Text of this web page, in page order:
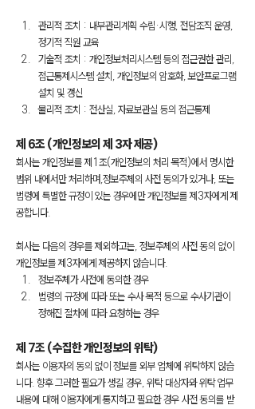
관리적 조치 : 내부관리계획 수립·시행, 전담조직 운영,
정기적 직원 교육
기술적 조치 : 개인정보처리시스템 등의 접근권한 관리,
접근통제시스템 설치, 개인정보의 암호화, 보안프로그램
설치 및 갱신
물리적 조치 : 전산실, 자료보관실 등의 접근통제
제 6조 (개인정보의 제 3자 제공)
회사는 개인정보를 제1조(개인정보의 처리 목적)에서 명시한
범위 내에서만 처리하며,정보주체의 사전 동의가 있거나, 또는
법령에 특별한 규정이 있는 경우에만 개인정보를 제3자에게 제
공합니다.
회사는 다음의 경우를 제외하고는, 정보주체의 사전 동의 없이
개인정보를 제3자에게 제공하지 않습니다.
정보주체가 사전에 동의한 경우
법령의 규정에 따라 또는 수사 목적 등으로 수사기관이
정해진 절차에 따라 요청하는 경우
제 7조 (수집한 개인정보의 위탁)
회사는 이용자의 동의 없이 정보를 외부 업체에 위탁하지 않습
니다. 향후 그러한 필요가 생길 경우, 위탁 대상자와 위탁 업무
내용에 대해 이용자에게 통지하고 필요한 경우 사전 동의를 받